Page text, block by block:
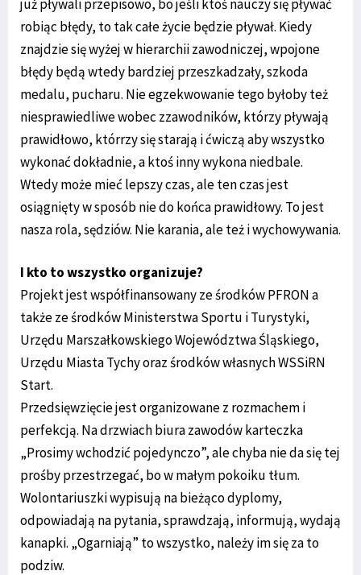
już pływali przepisowo, bo jeśli ktoś nauczy się pływać
robiąc błędy, to tak całe życie będzie pływał. Kiedy
znajdzie się wyżej w hierarchii zawodniczej, wpojone
błędy będą wtedy bardziej przeszkadzały, szkoda
medalu, pucharu. Nie egzekwowanie tego byłoby też
niesprawiedliwe wobec zzawodników, którzy pływają
prawidłowo, którrzy się starają i ćwiczą aby wszystko
wykonać dokładnie, a ktoś inny wykona niedbale.
Wtedy może mieć lepszy czas, ale ten czas jest
osiągnięty w sposób nie do końca prawidłowy. To jest
nasza rola, sędziów. Nie karania, ale też i wychowywania.
I kto to wszystko organizuje?
Projekt jest współfinansowany ze środków PFRON a
także ze środków Ministerstwa Sportu i Turystyki,
Urzędu Marszałkowskiego Województwa Śląskiego,
Urzędu Miasta Tychy oraz środków własnych WSSiRN
Start.
Przedsięwzięcie jest organizowane z rozmachem i
perfekcją. Na drzwiach biura zawodów karteczka
„Prosimy wchodzić pojedynczo”, ale chyba nie da się tej
prośby przestrzegać, bo w małym pokoiku tłum.
Wolontariuszki wypisują na bieżąco dyplomy,
odpowiadają na pytania, sprawdzają, informują, wydają
kanapki. „Ogarniają” to wszystko, należy im się za to
podziw.